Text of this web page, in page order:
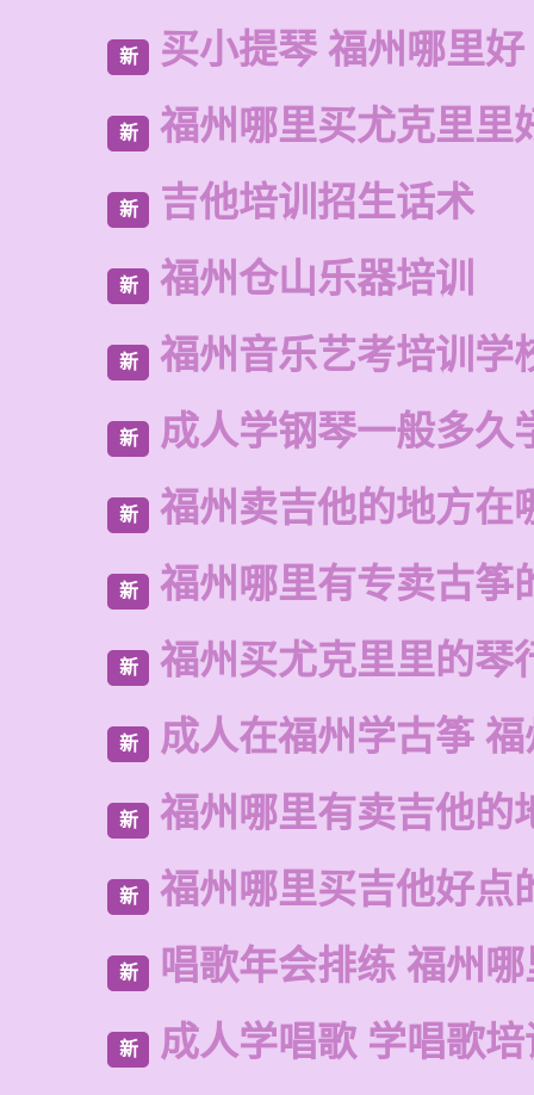
新 买小提琴 福州哪里好
新 福州哪里买尤克里里
新 吉他培训招生话术
新 福州仓山乐器培训
新 福州音乐艺考培训学
新 成人学钢琴一般多久
新 福州卖吉他的地方在
新 福州哪里有专卖古筝
新 福州买尤克里里的琴
新 成人在福州学古筝
新 福州哪里有卖吉他的
新 福州哪里买吉他好点
新 唱歌年会排练 福州
新 成人学唱歌 学唱歌培